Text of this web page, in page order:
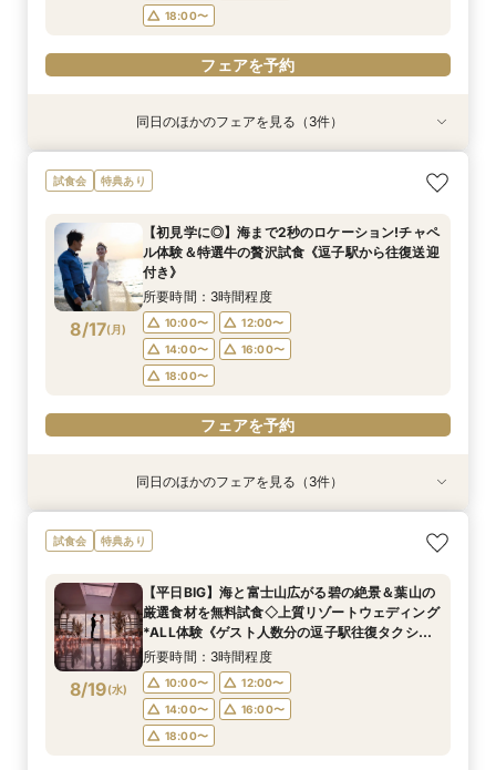
18:00〜
フェアを予約
8/16(
＜式場探しを始めたばかりのふたりにオススメ初
級編フェア＞来店・登録不要！オンライン結婚相
所要時間：1時間30分程度
9:00〜
フェアを予約
特典あり
8/16(
【90分クイック相談】まずは情報収集◎会場
ゆっくり内覧＆送迎
9:00〜
9:30〜
10:00〜
18:00〜
フェアを予約
特典あり
8/16(
【6名～貸切◎おもてなし家族婚】碧の絶景と美
食でもてなすステイリゾートWD◇特選牛の絶品
限定！ギフト券1.5万円分プレゼント》
所要時間：3時間程度
9:00〜
15:00〜
18:00〜
フェアを予約
同日のほかのフェアを見る（3件）
試食会 特典あり
8/17(月)
【初見学に◎】海まで2秒のロケーション!チャペ
ル体験＆特選牛の贅沢試食《逗子駅から往復送迎
付き》
所要時間：3時間程度
10:00〜
12:00〜
14:00〜
16:00〜
18:00〜
フェアを予約
8/17(月)
＜式場探しを始めたばかりのふたりにオススメ初
級編フェア＞来店・登録不要！オンライン結婚相
所要時間：1時間程度
11:00〜
フェアを予約
特典あり
8/17(月)
【60分で効率よく見学】逗子駅の往復送迎付◇
会場内覧×二人に合わせてなんでも相談
10:00〜
12:00〜
14:00〜
16:00〜
18:00〜
フェアを予約
特典あり
8/17(月)
【6名～貸切可◇少人数WD】碧の絶景と美食で
もてなすステイリゾートWD◇特選牛の絶品試食
フト券1.5万円分プレゼント》
所要時間：3時間程度
10:00〜
12:00〜
14:00〜
16:00〜
18:00〜
フェアを予約
同日のほかのフェアを見る（3件）
試食会 特典あり
8/19(水)
【平日BIG】海と富士山広がる碧の絶景＆葉山の
厳選食材を無料試食◇上質リゾートウェディング
*ALL体験《ゲスト人数分の逗子駅往復タクシー
特典も有》
所要時間：3時間程度
10:00〜
12:00〜
14:00〜
16:00〜
18:00〜